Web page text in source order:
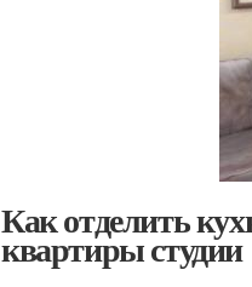
Как отделить
квартиры студии